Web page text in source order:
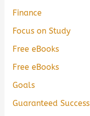
Finance
Focus on Study
Free eBooks
Free eBooks
Goals
Guaranteed Success